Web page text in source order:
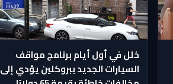
خلل في أول أيام برنامج مواقف
السيارات الجديد ببروكلين يؤدي إلى